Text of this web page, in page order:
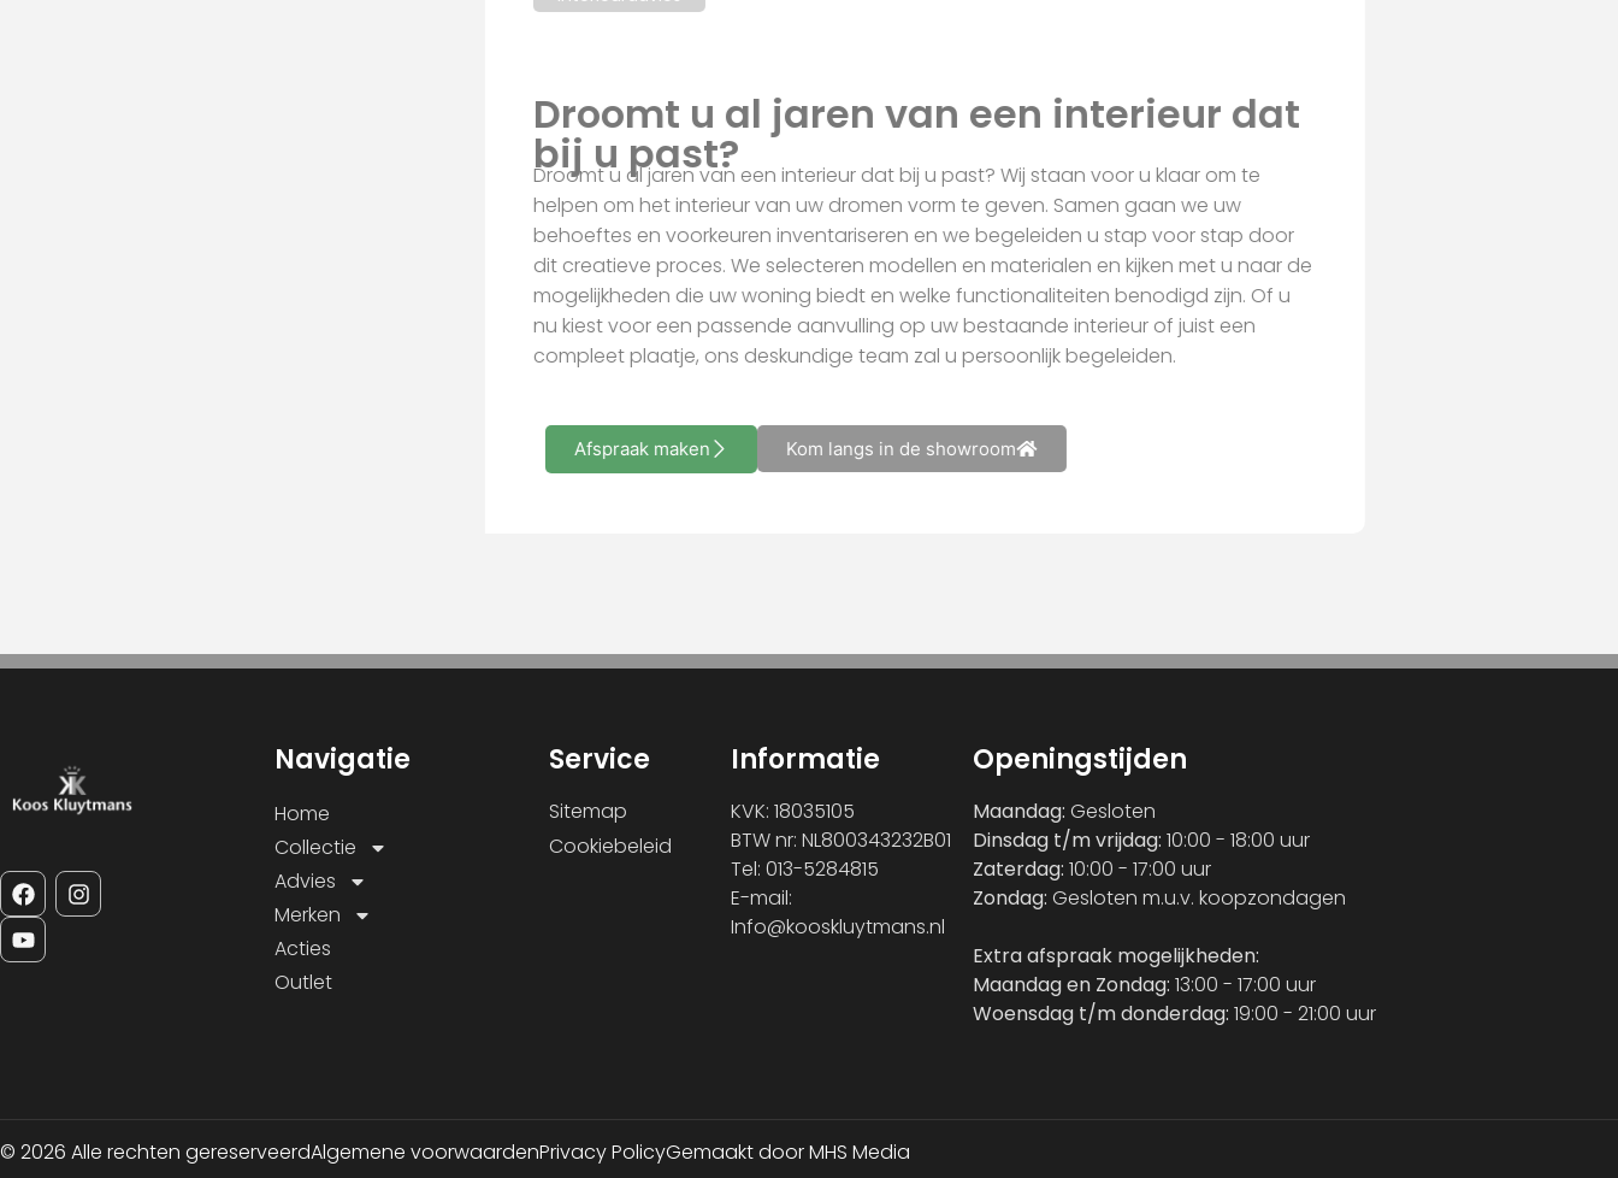
Interieuradvies
bij u past?
Droomt u al jaren van een interieur dat bij u past? Wij staan voor u klaar om te
helpen om het interieur van uw dromen vorm te geven. Samen gaan we uw
behoeftes en voorkeuren inventariseren en we begeleiden u stap voor stap door
dit creatieve proces. We selecteren modellen en materialen en kijken met u naar de
mogelijkheden die uw woning biedt en welke functionaliteiten benodigd zijn. Of u
nu kiest voor een passende aanvulling op uw bestaande interieur of juist een
compleet plaatje, ons deskundige team zal u persoonlijk begeleiden.
Afspraak maken Kom langs in de showroom
Navigatie
Home
Collectie
Advies
Merken
Acties
Outlet
Service
Sitemap
Cookiebeleid
Informatie
KVK: 18035105
BTW nr: NL800343232B01
Tel: 013-5284815
E-mail:
Info@kooskluytmans.nl
Openingstijden
Maandag: Gesloten
Dinsdag t/m vrijdag: 10:00 - 18:00 uur
Zaterdag: 10:00 - 17:00 uur
Zondag: Gesloten m.u.v. koopzondagen
Extra afspraak mogelijkheden:
Maandag en Zondag: 13:00 - 17:00 uur
Woensdag t/m donderdag: 19:00 - 21:00 uur
© 2026 Alle rechten gereserveerdAlgemene voorwaardenPrivacy PolicyGemaakt door MHS Media